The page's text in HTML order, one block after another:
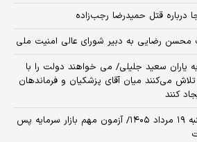
درباره قتل حمیدرضا رجب‌زاده
محسن رضایی به دبیر شورای عالی امنیت ملی
یاران سعید جلیلی/ می خواهند دولت را با
می‌کنند میان آقای پزشکیان و فرماندهان
کنند
​پیش‌بینی بورس فردا دوشنبه ۱۹ مرداد ۱۴۰۵/ آزمون مهم بازار سرمایه پس